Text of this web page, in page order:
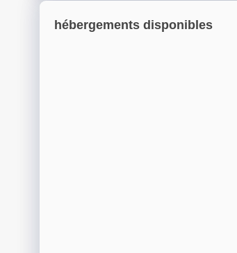
hébergements disponibles